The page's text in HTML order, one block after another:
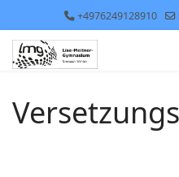
+4976249128910